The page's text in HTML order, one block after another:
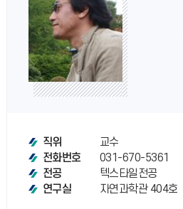
직위
교수
전화번호
031-670-5361
전공
텍스타일전공
연구실
자연과학관 404호